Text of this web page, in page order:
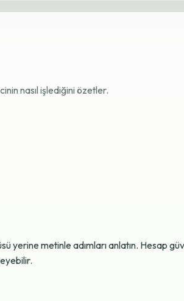
nasıl işlediğini özetler.
yerine metinle adımları anlatın. Hesap